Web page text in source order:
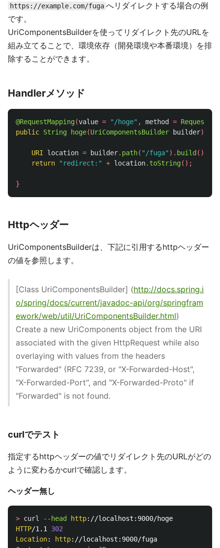
https://example.com/fuga へリダイレクトする場合の例
です。
UriComponentsBuilderを使ってリダイレクト先のURLを
組み立てることで、環境依存（開発環境や本番環境）を排
除することができます。
Handlerメソッド
@RequestMapping(value = "/hoge" , method =
public String hoge(UriComponentsBuilder builder)
URI location = builder. path( "/fuga" ). build ().
return
"redirect:" + location. toString();
}
Httpヘッダー
UriComponentsBuilderは、下記に引用するhttpヘッダー
の値を参照します。
[Class UriComponentsBuilder] (http://docs.spring.i
o/spring/docs/current/javadoc-api/org/springfram
ework/web/util/UriComponentsBuilder.html)
Create a new UriComponents object from the URI
associated with the given HttpRequest while also
overlaying with values from the headers
"Forwarded" (RFC 7239, or "X-Forwarded-Host",
"X-Forwarded-Port", and "X-Forwarded-Proto" if
"Forwarded" is not found.
curlでテスト
指定するhttpヘッダーの値でリダイレクト先のURLがどの
ように変わるかcurlで確認します。
ヘッダー無し
> curl --head http
HTTP/1.1 302
Location: http